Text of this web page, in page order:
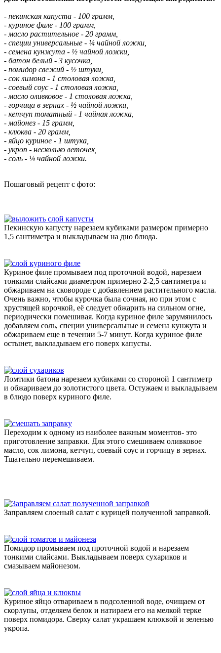
- пекинская капуста - 100 грамм,
- куриное филе - 100 грамм,
- масло растительное - 20 грамм,
- специи универсальные - ¼ чайной ложки,
- семена кунжута - ½ чайной ложки,
- батон белый - 3 кусочка,
- помидор свежий - ½ штуки,
- сок лимона - 1 столовая ложка,
- соевый соус - 1 столовая ложка,
- масло оливковое - 1 столовая ложка,
- горчица в зернах - ½ чайной ложки,
- кетчуп томатный - 1 чайная ложка,
- майонез - 15 грамм,
- клюква - 20 грамм,
- яйцо куриное - 1 штука,
- укроп - несколько веточек,
- соль - ¼ чайной ложки.
Пошаговый рецепт с фото:
Пекинскую капусту нарезаем кубиками размером примерно
1,5 сантиметра и выкладываем на дно блюда.
Куриное филе промываем под проточной водой, нарезаем
тонкими слайсами диаметром примерно 2-2,5 сантиметра и
обжариваем на сковороде с добавлением растительного масла.
Очень важно, чтобы курочка была сочная, но при этом с
хрустящей корочкой, её следует обжарить на сильном огне,
периодически помешивая. Когда куриное филе зарумянилось
добавляем соль, специи универсальные и семена кунжута и
обжариваем еще в течении 5-7 минут. Когда куриное филе
остынет, выкладываем его поверх капусты.
Ломтики батона нарезаем кубиками со стороной 1 сантиметр
и обжариваем до золотистого цвета. Остужаем и выкладываем
в блюдо поверх куриного филе.
Переходим к одному из наиболее важным моментов- это
приготовление заправки. Для этого смешиваем оливковое
масло, сок лимона, кетчуп, соевый соус и горчицу в зернах.
Тщательно перемешиваем.
Заправляем слоеный салат с курицей полученной заправкой.
Помидор промываем под проточной водой и нарезаем
тонкими слайсами. Выкладываем поверх сухариков и
смазываем майонезом.
Куриное яйцо отвариваем в подсоленной воде, очищаем от
скорлупы, отделяем белок и натираем его на мелкой терке
поверх помидора. Сверху салат украшаем клюквой и зеленью
укропа.